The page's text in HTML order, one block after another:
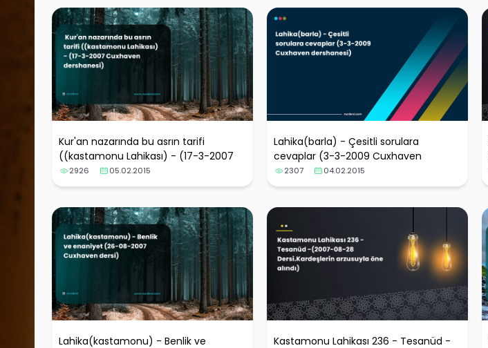
Kur'an nazarında bu asrın tarifi
((kastamonu Lahikası) - (17-3-2007
Cuxhaven dershanesi)
2926 05.02.2015
Lahika(barla) - Çesitli sorulara
cevaplar (3-3-2009 Cuxhaven
dershanesi)
2307 04.02.2015
Lahika(kastamonu) - Benlik ve
Kastamonu Lahikası 236 - Tesanüd -